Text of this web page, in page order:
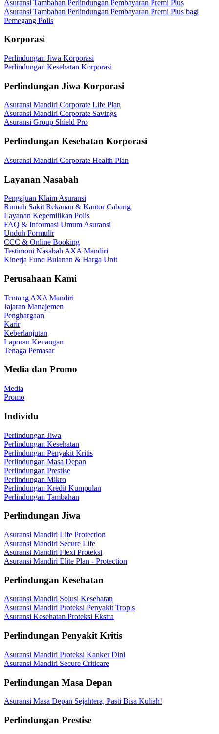
Asuransi Tambahan Perlindungan Pembayaran Premi Plus
Asuransi Tambahan Perlindungan Pembayaran Premi Plus bagi
Pemegang Polis
Korporasi
Perlindungan Jiwa Korporasi
Perlindungan Kesehatan Korporasi
Perlindungan Jiwa Korporasi
Asuransi Mandiri Corporate Life Plan
Asuransi Mandiri Corporate Savings
Asuransi Group Shield Pro
Perlindungan Kesehatan Korporasi
Asuransi Mandiri Corporate Health Plan
Layanan Nasabah
Pengajuan Klaim Asuransi
Rumah Sakit Rekanan & Kantor Cabang
Layanan Kepemilikan Polis
FAQ & Informasi Umum Asuransi
Unduh Formulir
CCC & Online Booking
Testimoni Nasabah AXA Mandiri
Kinerja Fund Bulanan & Harga Unit
Perusahaan Kami
Tentang AXA Mandiri
Jajaran Manajemen
Penghargaan
Karir
Keberlanjutan
Laporan Keuangan
Tenaga Pemasar
Media dan Promo
Media
Promo
Individu
Perlindungan Jiwa
Perlindungan Kesehatan
Perlindungan Penyakit Kritis
Perlindungan Masa Depan
Perlindungan Prestise
Perlindungan Mikro
Perlindungan Kredit Kumpulan
Perlindungan Tambahan
Perlindungan Jiwa
Asuransi Mandiri Life Protection
Asuransi Mandiri Secure Life
Asuransi Mandiri Flexi Proteksi
Asuransi Mandiri Elite Plan - Protection
Perlindungan Kesehatan
Asuransi Mandiri Solusi Kesehatan
Asuransi Mandiri Proteksi Penyakit Tropis
Asuransi Kesehatan Proteksi Ekstra
Perlindungan Penyakit Kritis
Asuransi Mandiri Proteksi Kanker Dini
Asuransi Mandiri Secure Criticare
Perlindungan Masa Depan
Asuransi Masa Depan Sejahtera, Pasti Bisa Kuliah!
Perlindungan Prestise